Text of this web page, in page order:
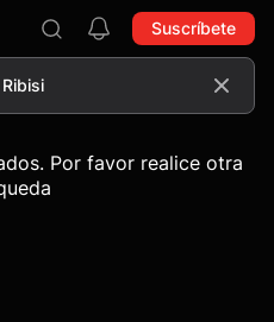
Suscríbete
Por favor realice otra